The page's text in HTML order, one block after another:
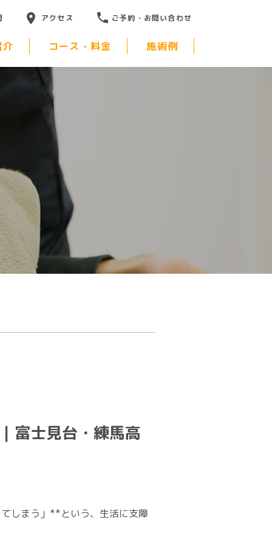
アクセス ご予約・お問い合わせ
介 コース・料金 施術例
富士見台・練馬高
しまう」**という、生活に支障